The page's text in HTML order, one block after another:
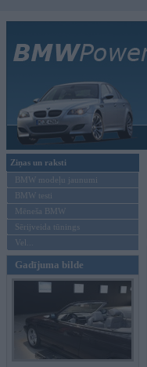
Ziņas un raksti
BMW modeļu jaunumi
BMW testi
Mēneša BMW
Sērijveida tūnings
Vel...
Gadījuma bilde